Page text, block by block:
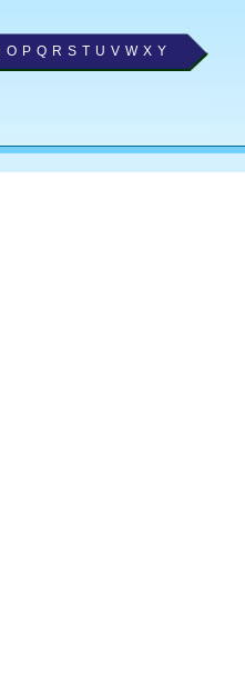
O P Q R S T U V W X Y